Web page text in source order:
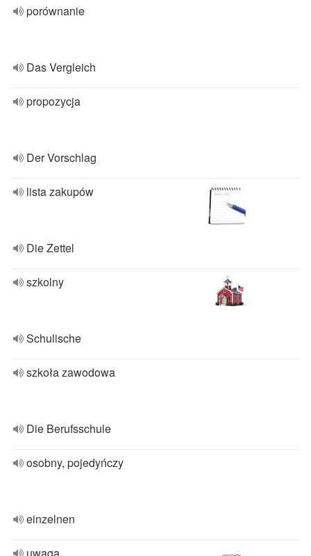
porównanie
Das Vergleich
propozycja
Der Vorschlag
lista zakupów
Die Zettel
szkolny
Schulische
szkoła zawodowa
Die Berufsschule
osobny, pojedyńczy
einzelnen